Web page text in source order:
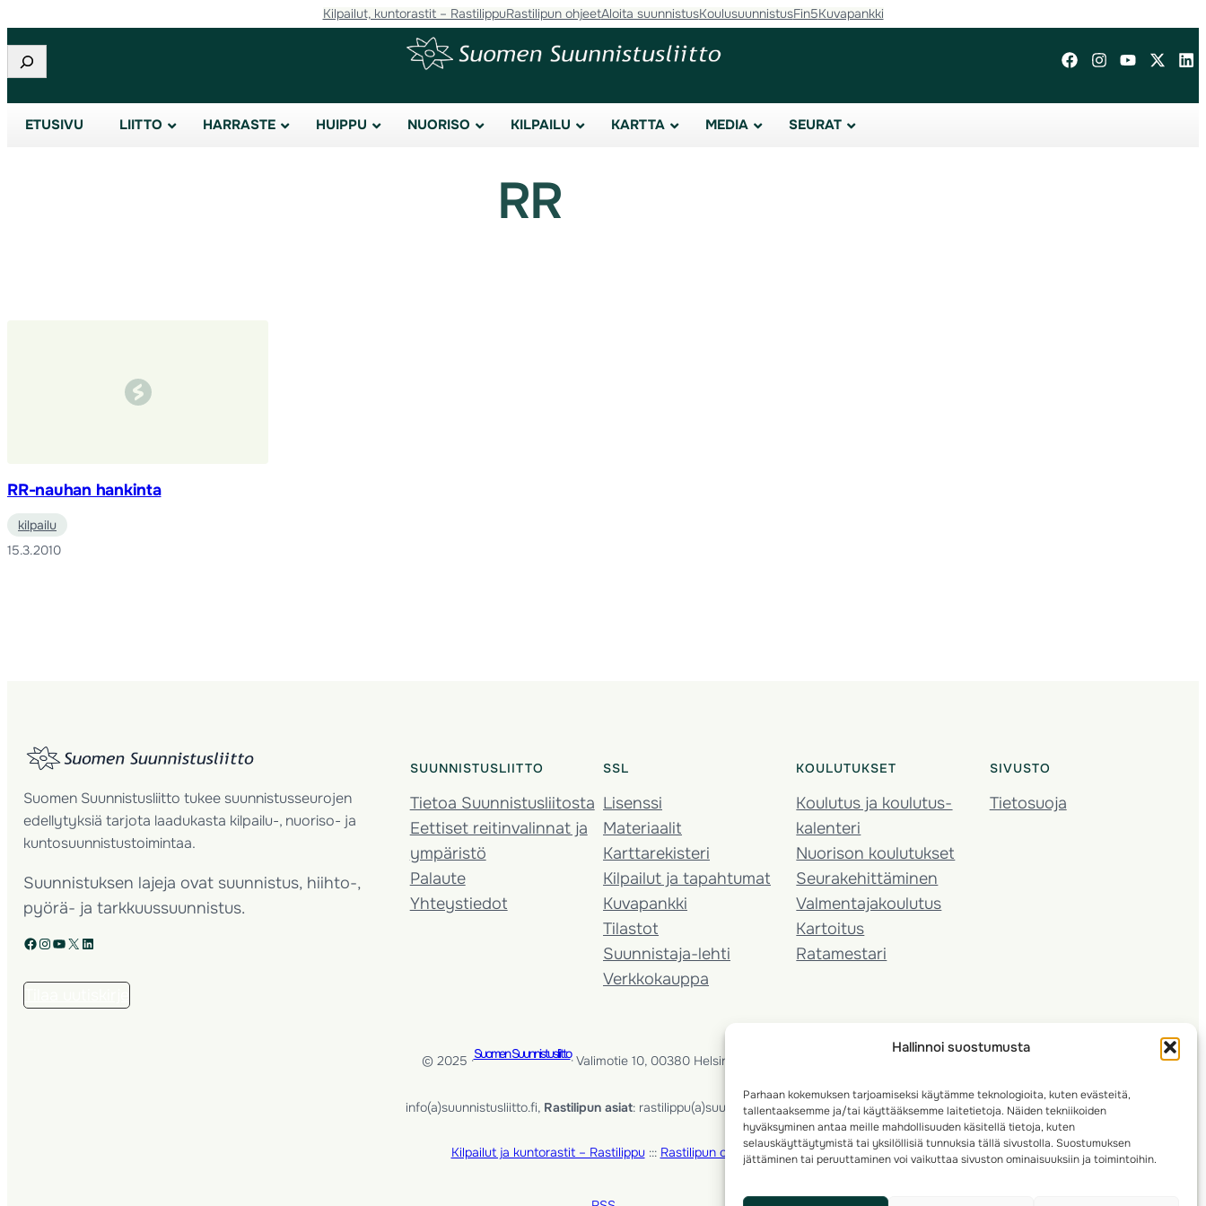
Hallinnoi suostumusta
Parhaan kokemuksen tarjoamiseksi käytämme teknologioita, kuten evästeitä,
tallentaaksemme ja/tai käyttääksemme laitetietoja. Näiden tekniikoiden
hyväksyminen antaa meille mahdollisuuden käsitellä tietoja, kuten
selauskäyttäytymistä tai yksilöllisiä tunnuksia tällä sivustolla. Suostumuksen
jättäminen tai peruuttaminen voi vaikuttaa sivuston ominaisuuksiin ja toimintoihin.
sisältöön
Kilpailut, kuntorastit – RastilippuRastilipun ohjeetAloita suunnistusKoulusuunnistusFin5Kuvapankki
Etsi
ETUSIVU LIITTO HARRASTE HUIPPU NUORISO KILPAILU KARTTA MEDIA SEURAT
RR
RR-nauhan hankinta
kilpailu
15.3.2010
Suomen Suunnistusliitto tukee suunnistusseurojen
edellytyksiä tarjota laadukasta kilpailu-, nuoriso- ja
kuntosuunnistustoimintaa.
Suunnistuksen lajeja ovat suunnistus, hiihto-,
pyörä- ja tarkkuussuunnistus.
Facebook Instagram YouTube X LinkedIn
SUUNNISTUSLIITTO
Tietoa Suunnistusliitosta
Eettiset reitinvalinnat ja
ympäristö
Palaute
Yhteystiedot
SSL
Lisenssi
Materiaalit
Karttarekisteri
Kilpailut ja tapahtumat
Kuvapankki
Tilastot
Suunnistaja-lehti
Verkkokauppa
KOULUTUKSET
Koulutus ja koulutus­
kalenteri
Nuorison koulutukset
Seura­kehittäminen
Valmentaja­koulutus
Kartoitus
Ratamestari
SIVUSTO
Tietosuoja
© 2025 ·Suomen Suunnistusliitto· Valimotie 10, 00380 Helsinki, Finland
info(a)suunnistusliitto.fi, Rastilipun asiat: rastilippu(a)suunnistusliitto.fi
Kilpailut ja kuntorastit – Rastilippu::: Rastilipun ohjeet